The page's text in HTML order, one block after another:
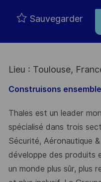
Sauvegarder
Lieu : Toulouse,
Construisons
Thales est un leader
spécialisé dans trois
Sécurité, Aéronautique
développe des produits
un monde plus sûr, plus